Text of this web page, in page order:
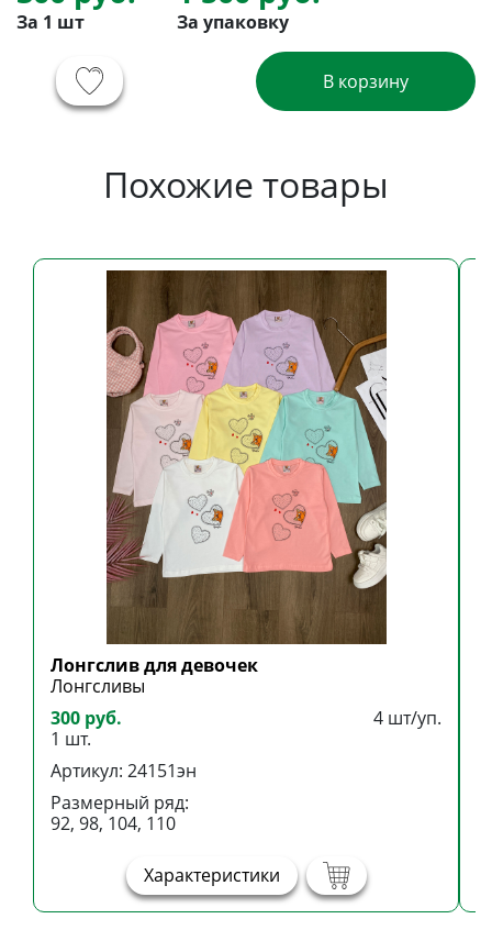
За 1 шт За упаковку
В корзину
Похожие товары
Лонгслив для девочек
Лонгсливы
300 руб.
1 шт.
4 шт/уп.
Артикул: 24151эн
Размерный ряд:
92, 98, 104, 110
Характеристики